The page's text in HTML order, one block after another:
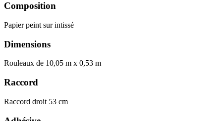
Composition
Papier peint sur intissé
Dimensions
Rouleaux de 10,05 m x 0,53 m
Raccord
Raccord droit 53 cm